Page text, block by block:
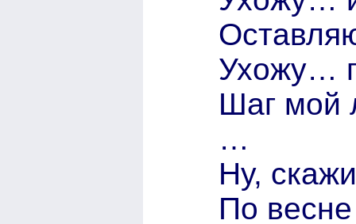
Ухожу…
Шаг мой
…
Ну,
По